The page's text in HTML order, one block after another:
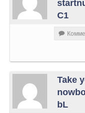
C1
Take
bL